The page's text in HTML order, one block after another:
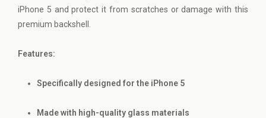
iPhone 5 and protect it from scratches or damage with this
premium backshell.
Features:
Specifically designed for the iPhone 5
Made with high-quality glass materials